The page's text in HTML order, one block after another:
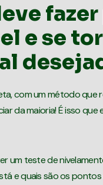
e se
com um método que
da maioria! É isso que
um teste de
e quais são os